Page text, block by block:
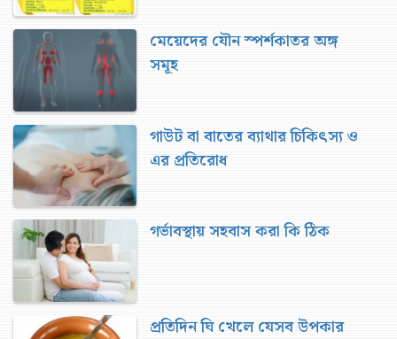
মেয়েদের যৌন স্পর্শকাতর অঙ্গ
সমূহ
গাউট বা বাতের ব্যাথার চিকিৎস্য ও
এর প্রতিরোধ
গর্ভাবস্থায় সহবাস করা কি ঠিক
প্রতিদিন ঘি খেলে যেসব উপকার